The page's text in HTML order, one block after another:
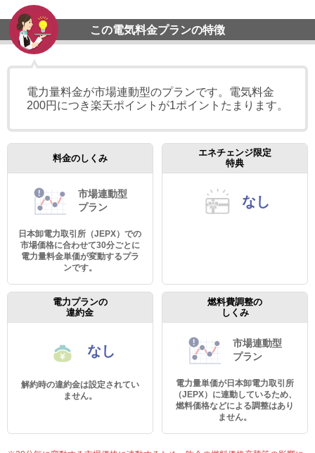
この電気料金プランの特徴
電力量料金が市場連動型のプランです。電気料金
200円につき楽天ポイントが1ポイントたまります。
料金のしくみ
市場連動型
プラン
日本卸電力取引所（JEPX）での
市場価格に合わせて30分ごとに
電力量料金単価が変動するプラ
ンです。
エネチェンジ限定
特典
なし
電力プランの
違約金
なし
解約時の違約金は設定されてい
ません。
燃料費調整の
しくみ
市場連動型
プラン
電力量単価が日本卸電力取引所
（JEPX）に連動しているため、
燃料価格などによる調整はあり
ません。